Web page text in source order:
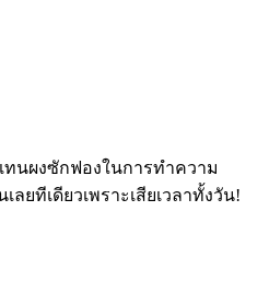
นผงซักฟองในการทำความ
ยทีเดียวเพราะเสียเวลาทั้งวัน!